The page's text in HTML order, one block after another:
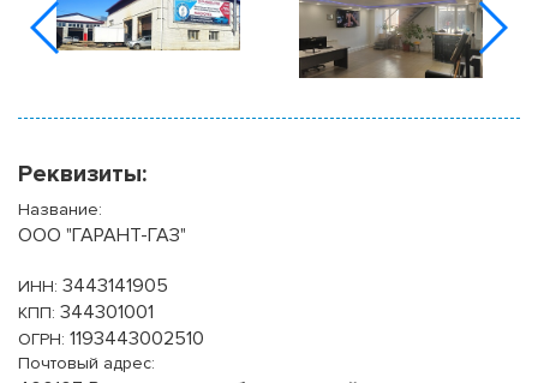
Реквизиты:
Название:
ООО "ГАРАНТ-ГАЗ"
ИНН: 3443141905
КПП: 344301001
ОГРН: 1193443002510
Почтовый адрес: